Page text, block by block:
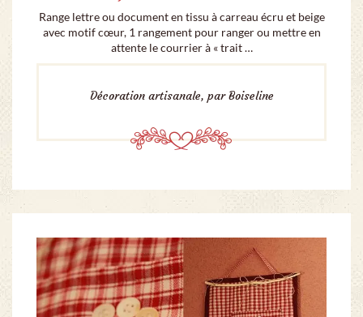
Range lettre ou document en tissu à carreau écru et beige
avec motif cœur, 1 rangement pour ranger ou mettre en
attente le courrier à « trait …
Décoration artisanale, par Boiseline